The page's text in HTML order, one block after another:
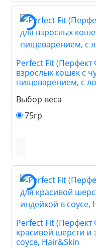
Perfect Fit
взрослых кошек с
пищеварением, с
Выбор веса
75гр
Perfect Fit
красивой шерсти и
соусе, Hair&Skin